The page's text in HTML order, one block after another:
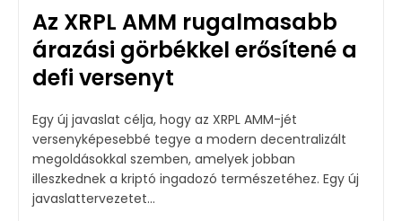
Az XRPL AMM rugalmasabb
árazási görbékkel erősítené a
defi versenyt
Egy új javaslat célja, hogy az XRPL AMM-jét
versenyképesebbé tegye a modern decentralizált
megoldásokkal szemben, amelyek jobban
illeszkednek a kriptó ingadozó természetéhez. Egy új
javaslattervezetet...